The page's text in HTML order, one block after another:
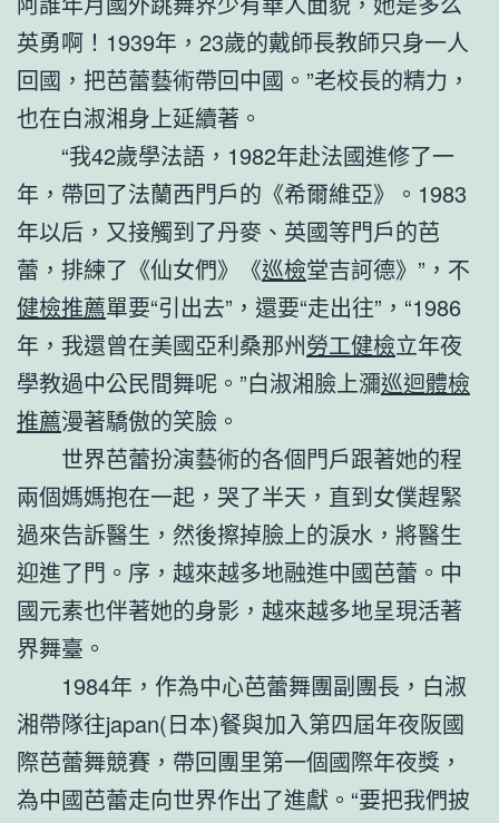
英勇啊！1939年，23歲的戴師長教師只身一人
回國，把芭蕾藝術帶回中國。”老校長的精力，
也在白淑湘身上延續著。
“我42歲學法語，1982年赴法國進修了一
年，帶回了法蘭西門戶的《希爾維亞》。1983
年以后，又接觸到了丹麥、英國等門戶的芭
蕾，排練了《仙女們》《巡檢堂吉訶德》”，不
健檢推薦單要“引出去”，還要“走出往”，“1986
年，我還曾在美國亞利桑那州勞工健檢立年夜
學教過中公民間舞呢。”白淑湘臉上瀰巡迴體檢
推薦漫著驕傲的笑臉。
世界芭蕾扮演藝術的各個門戶跟著她的程
兩個媽媽抱在一起，哭了半天，直到女僕趕緊
過來告訴醫生，然後擦掉臉上的淚水，將醫生
迎進了門。序，越來越多地融進中國芭蕾。中
國元素也伴著她的身影，越來越多地呈現活著
界舞臺。
1984年，作為中心芭蕾舞團副團長，白淑
湘帶隊往japan(日本)餐與加入第四屆年夜阪國
際芭蕾舞競賽，帶回團里第一個國際年夜獎，
為中國芭蕾走向世界作出了進獻。“要把我們披